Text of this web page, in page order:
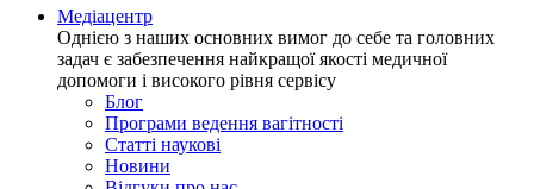
Медіацентр
Однією з наших основних вимог до себе та головних
задач є забезпечення найкращої якості медичної
допомоги і високого рівня сервісу
Блог
Програми ведення вагітності
Статті наукові
Новини